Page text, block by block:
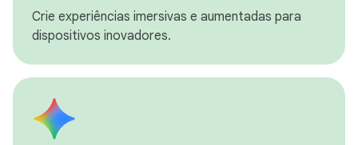
Crie experiências imersivas e aumentadas para
dispositivos inovadores.